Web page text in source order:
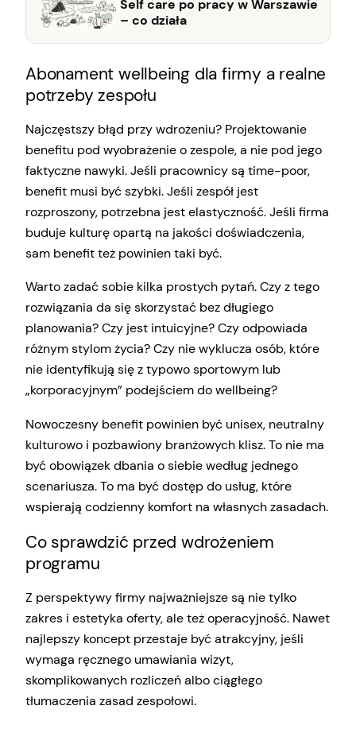
Self care po pracy w Warszawie
– co działa
Abonament wellbeing dla firmy a realne
potrzeby zespołu
Najczęstszy błąd przy wdrożeniu? Projektowanie
benefitu pod wyobrażenie o zespole, a nie pod jego
faktyczne nawyki. Jeśli pracownicy są time-poor,
benefit musi być szybki. Jeśli zespół jest
rozproszony, potrzebna jest elastyczność. Jeśli firma
buduje kulturę opartą na jakości doświadczenia,
sam benefit też powinien taki być.
Warto zadać sobie kilka prostych pytań. Czy z tego
rozwiązania da się skorzystać bez długiego
planowania? Czy jest intuicyjne? Czy odpowiada
różnym stylom życia? Czy nie wyklucza osób, które
nie identyfikują się z typowo sportowym lub
„korporacyjnym” podejściem do wellbeing?
Nowoczesny benefit powinien być unisex, neutralny
kulturowo i pozbawiony branżowych klisz. To nie ma
być obowiązek dbania o siebie według jednego
scenariusza. To ma być dostęp do usług, które
wspierają codzienny komfort na własnych zasadach.
Co sprawdzić przed wdrożeniem
programu
Z perspektywy firmy najważniejsze są nie tylko
zakres i estetyka oferty, ale też operacyjność. Nawet
najlepszy koncept przestaje być atrakcyjny, jeśli
wymaga ręcznego umawiania wizyt,
skomplikowanych rozliczeń albo ciągłego
tłumaczenia zasad zespołowi.